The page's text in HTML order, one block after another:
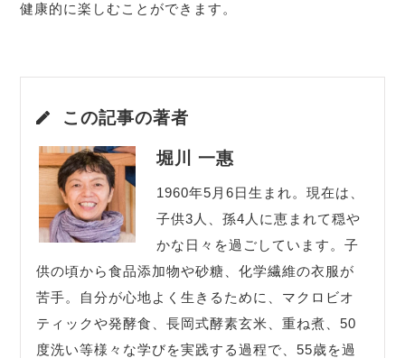
健康的に楽しむことができます。
この記事の著者
堀川 一惠
1960年5月6日生まれ。現在は、
子供3人、孫4人に恵まれて穏や
かな日々を過ごしています。子
供の頃から食品添加物や砂糖、化学繊維の衣服が
苦手。自分が心地よく生きるために、マクロビオ
ティックや発酵食、長岡式酵素玄米、重ね煮、50
度洗い等様々な学びを実践する過程で、55歳を過